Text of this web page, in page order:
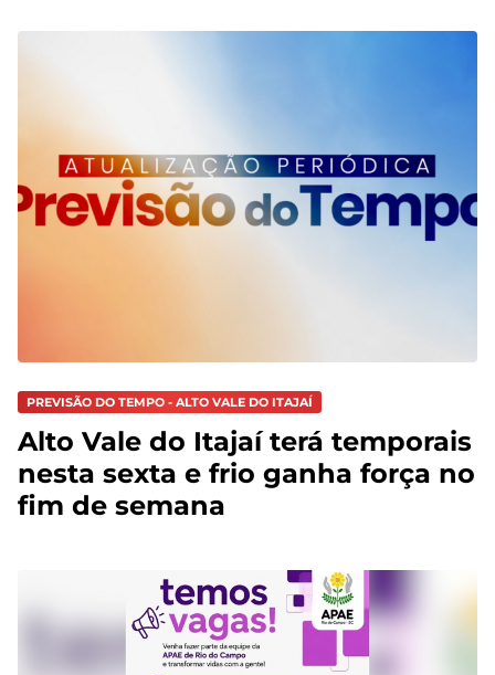
PREVISÃO DO TEMPO - ALTO VALE DO ITAJAÍ
Alto Vale do Itajaí terá temporais
nesta sexta e frio ganha força no
fim de semana